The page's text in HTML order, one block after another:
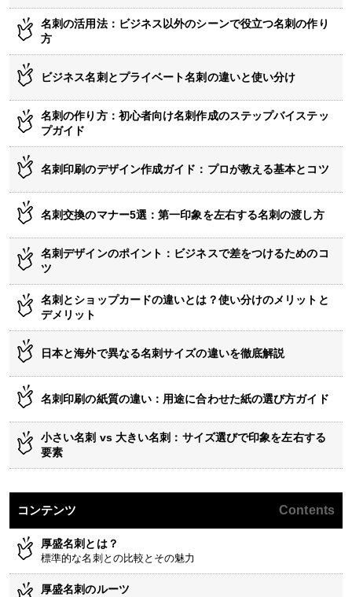
名刺の活用法：ビジネス以外のシーンで役立つ名刺の作り
方
ビジネス名刺とプライベート名刺の違いと使い分け
名刺の作り方：初心者向け名刺作成のステップバイステッ
プガイド
名刺印刷のデザイン作成ガイド：プロが教える基本とコツ
名刺交換のマナー5選：第一印象を左右する名刺の渡し方
名刺デザインのポイント：ビジネスで差をつけるためのコ
ツ
名刺とショップカードの違いとは？使い分けのメリットと
デメリット
日本と海外で異なる名刺サイズの違いを徹底解説
名刺印刷の紙質の違い：用途に合わせた紙の選び方ガイド
小さい名刺 vs 大きい名刺：サイズ選びで印象を左右する
要素
コンテンツ Contents
厚盛名刺とは？
標準的な名刺との比較とその魅力
厚盛名刺のルーツ